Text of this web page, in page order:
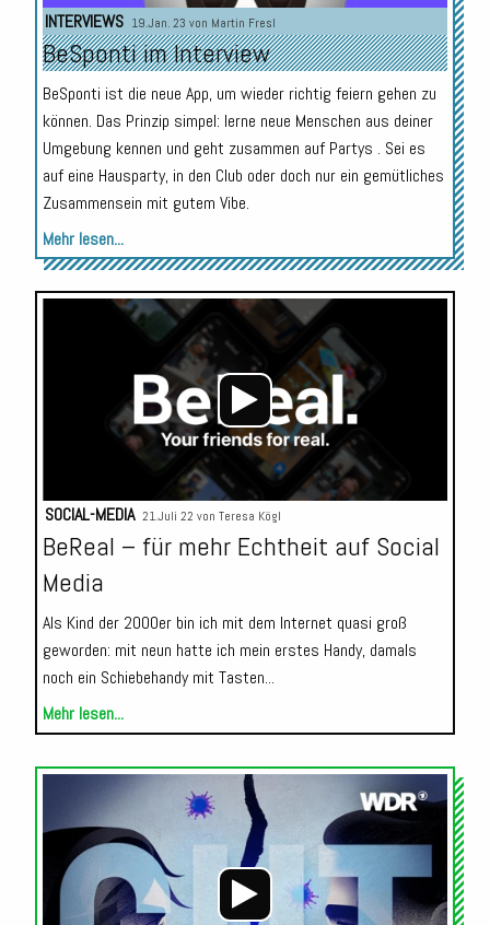
INTERVIEWS 19.Jan. 23 von Martin Fresl
BeSponti im Interview
BeSponti ist die neue App, um wieder richtig feiern gehen zu
können. Das Prinzip simpel: lerne neue Menschen aus deiner
Umgebung kennen und geht zusammen auf Partys . Sei es
auf eine Hausparty, in den Club oder doch nur ein gemütliches
Zusammensein mit gutem Vibe.
Mehr lesen...
SOCIAL-MEDIA 21.Juli 22 von Teresa Kögl
BeReal – für mehr Echtheit auf Social
Media
Als Kind der 2000er bin ich mit dem Internet quasi groß
geworden: mit neun hatte ich mein erstes Handy, damals
noch ein Schiebehandy mit Tasten...
Mehr lesen...
Audio-
Player